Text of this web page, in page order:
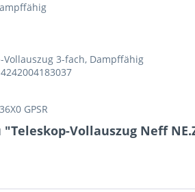
Vollauszug 3-fach, Dampffähig
GPSR
Vollauszug Neff